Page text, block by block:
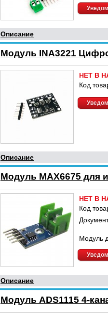
Описание
Модуль INA3221
НЕТ В
Код
Описание
Модуль MAX6675 для
НЕТ В
Код
Модуль
Описание
Модуль ADS1115 4-